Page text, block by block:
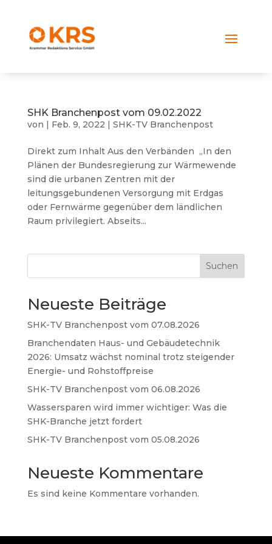
SHK Branchenpost vom 09.02.2022
von | Feb. 9, 2022 | SHK-TV Branchenpost
Direkt zum Inhalt Aus den Verbänden „In den
Plänen der Bundesregierung zur Wärmewende
sind die urbanen Zentren mit der
leitungsgebundenen Versorgung mit Erdgas
oder Fernwärme gegenüber dem ländlichen
Raum privilegiert. Abseits...
Suchen
Neueste Beiträge
SHK-TV Branchenpost vom 07.08.2026
Branchendaten Haus- und Gebäudetechnik
2026: Umsatz wächst nominal trotz steigender
Energie- und Rohstoffpreise
SHK-TV Branchenpost vom 06.08.2026
Wassersparen wird immer wichtiger: Was die
SHK-Branche jetzt fordert
SHK-TV Branchenpost vom 05.08.2026
Neueste Kommentare
Es sind keine Kommentare vorhanden.